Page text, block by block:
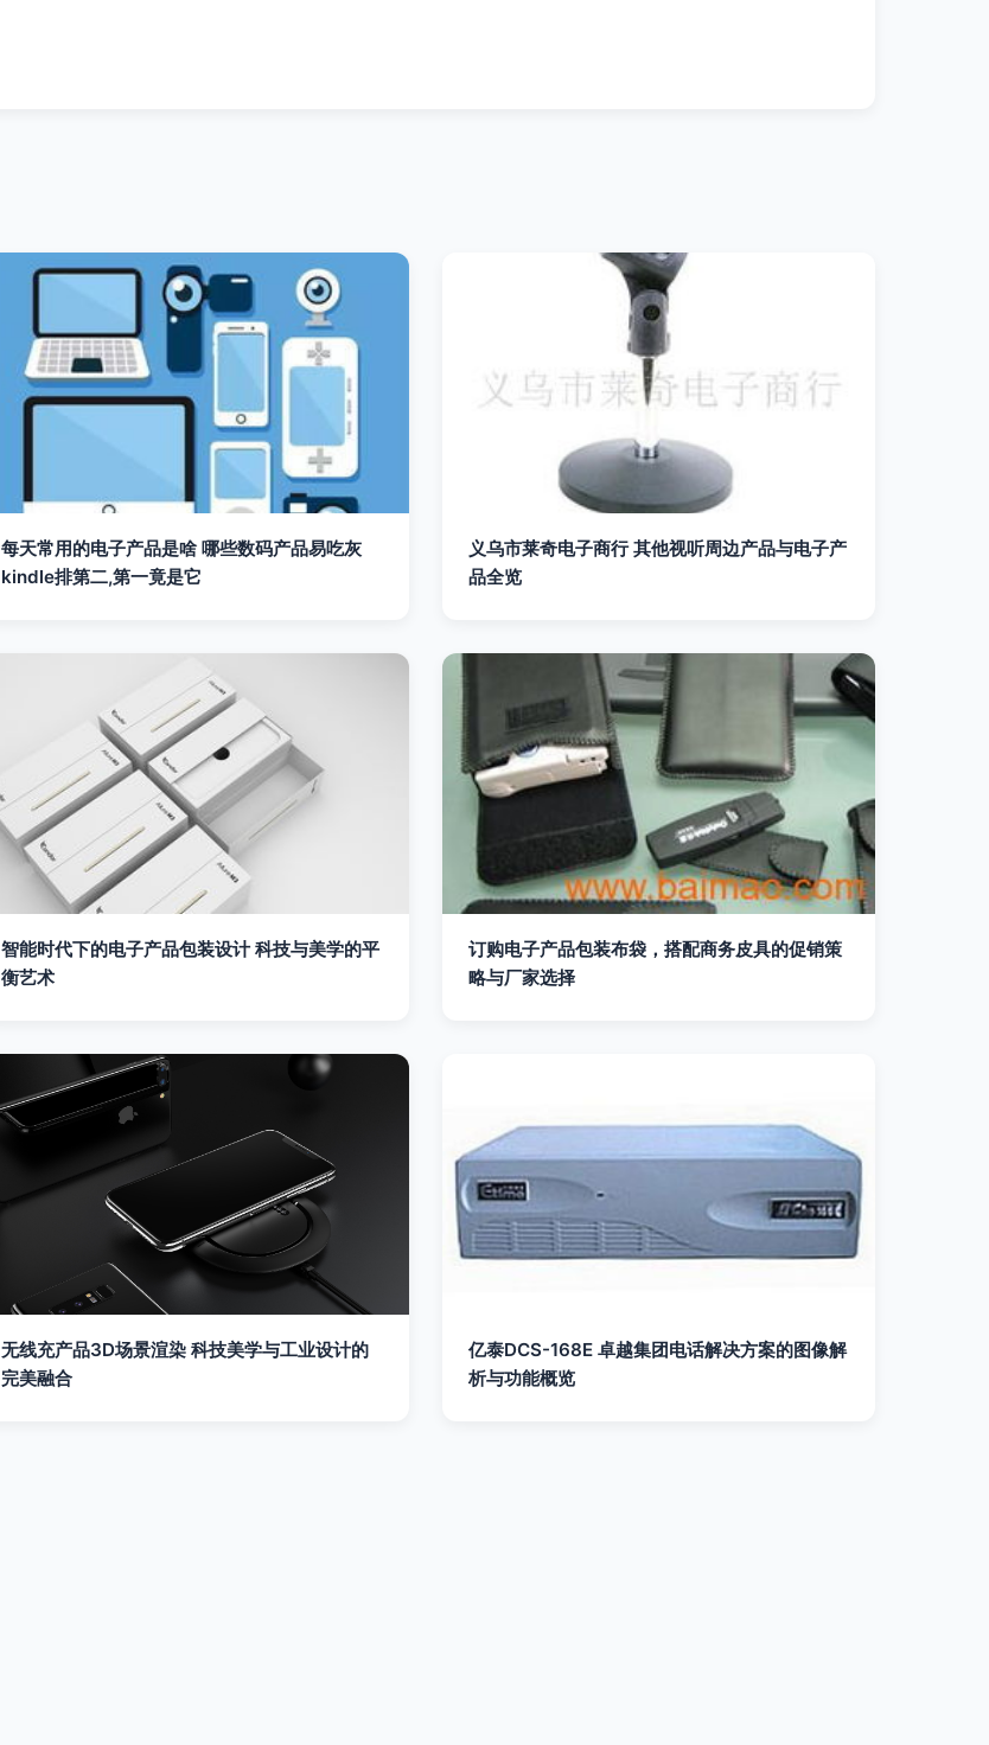
每天常用的电子产品是啥 哪些数码产品易吃灰
kindle排第二,第一竟是它
义乌市莱奇电子商行 其他视听周边产品与电子产
品全览
智能时代下的电子产品包装设计 科技与美学的平
衡艺术
订购电子产品包装布袋，搭配商务皮具的促销策
略与厂家选择
无线充产品3D场景渲染 科技美学与工业设计的
完美融合
亿泰DCS-168E 卓越集团电话解决方案的图像解
析与功能概览